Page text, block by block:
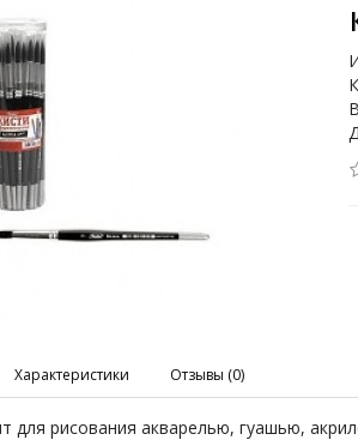
Характеристики Отзывы (0)
для рисования акварелью, гуашью,